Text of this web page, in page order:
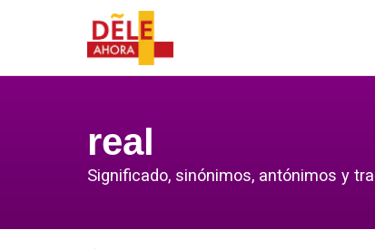
real
Significado, sinónimos, antónimos y